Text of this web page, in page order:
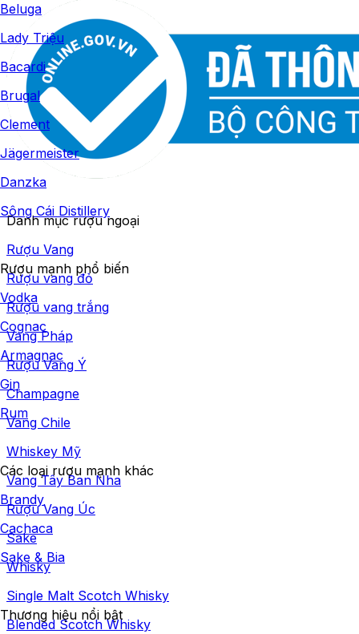
Beluga
Lady Triệu
Bacardi
Brugal
Clement
Jägermeister
Danzka
Sông Cái Distillery
Rượu mạnh phổ biến
Vodka
Cognac
Armagnac
Gin
Rum
Các loại rượu mạnh khác
Brandy
Cachaca
Sake & Bia
Thương hiệu nổi bật
Danh mục rượu ngoại
Rượu Vang
Rượu vang đỏ
Rượu vang trắng
Vang Pháp
Rượu Vang Ý
Champagne
Vang Chile
Whiskey Mỹ
Vang Tây Ban Nha
Rượu Vang Úc
Sake
Whisky
Single Malt Scotch Whisky
Blended Scotch Whisky